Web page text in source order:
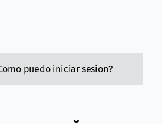
puedo iniciar sesion?